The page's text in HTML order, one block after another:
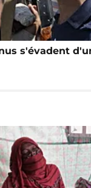
s'évadent